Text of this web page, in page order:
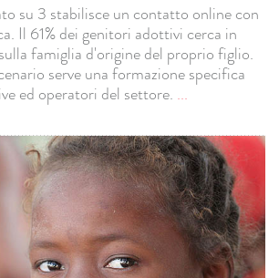
su 3 stabilisce un contatto online con
Il 61% dei genitori adottivi cerca in
famiglia d'origine del proprio figlio.
serve una formazione specifica
ed operatori del settore. ...